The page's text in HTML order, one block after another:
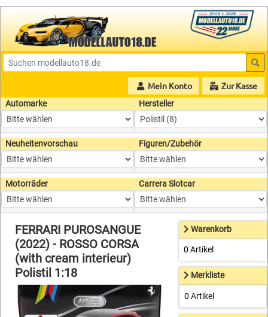
Mein Konto Zur Kasse
Automarke Hersteller
Neuheitenvorschau Figuren/Zubehör
Motorräder Carrera Slotcar
FERRARI PUROSANGUE
(2022) - ROSSO CORSA
(with cream interieur)
Polistil 1:18
Warenkorb
0 Artikel
Merkliste
0 Artikel